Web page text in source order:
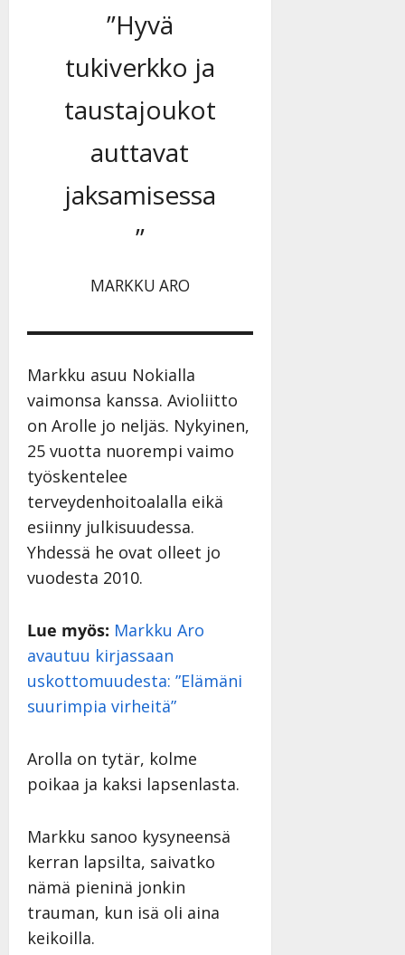
”Hyvä
tukiverkko ja
taustajoukot
auttavat
jaksamisessa
”
MARKKU ARO
Markku asuu Nokialla
vaimonsa kanssa. Avioliitto
on Arolle jo neljäs. Nykyinen,
25 vuotta nuorempi vaimo
työskentelee
terveydenhoitoalalla eikä
esiinny julkisuudessa.
Yhdessä he ovat olleet jo
vuodesta 2010.
Lue myös: Markku Aro
avautuu kirjassaan
uskottomuudesta: ”Elämäni
suurimpia virheitä”
Arolla on tytär, kolme
poikaa ja kaksi lapsenlasta.
Markku sanoo kysyneensä
kerran lapsilta, saivatko
nämä pieninä jonkin
trauman, kun isä oli aina
keikoilla.